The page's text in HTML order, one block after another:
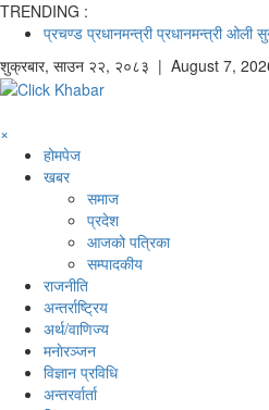
TRENDING :
प्रचण्ड प्रधानमन्त्री प्रधानमन्त्री ओली
शुक्रबार, साउन २२, २०८३ | August 7,
×
होमपेज
खबर
समाज
प्रदेश
आजको पत्रिका
सम्पादकीय
राजनीति
अन्तर्राष्ट्रिय
अर्थ/वाणिज्य
मनाेरञ्जन
विज्ञान प्रविधि
अन्तरर्वार्ता